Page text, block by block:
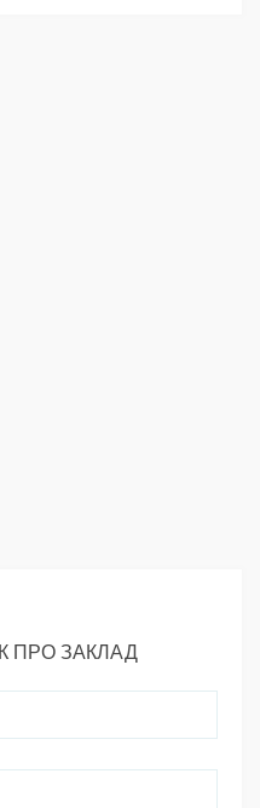
ПРО ЗАКЛАД